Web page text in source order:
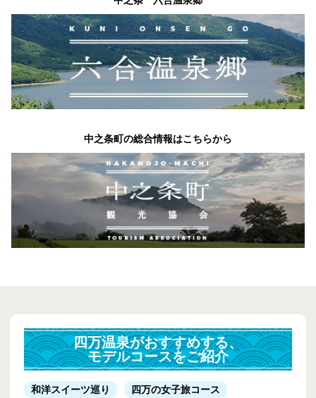
中之条町の総合情報はこちらから
四万温泉がおすすめする、
モデルコースをご紹介
和洋スイーツ巡り
四万の女子旅コース